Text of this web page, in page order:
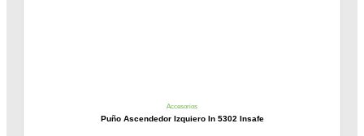
Accesorios
Puño Ascendedor Izquiero In 5302 Insafe